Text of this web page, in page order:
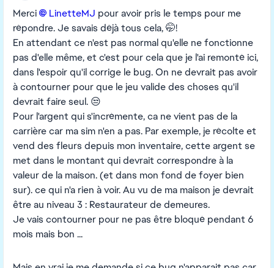
Merci LinetteMJ​ pour avoir pris le temps pour me
répondre. Je savais déjà tous cela, 🤭!
En attendant ce n'est pas normal qu'elle ne fonctionne
pas d'elle même, et c'est pour cela que je l'ai remonté ici,
dans l'espoir qu'il corrige le bug. On ne devrait pas avoir
à contourner pour que le jeu valide des choses qu'il
devrait faire seul. 😒
Pour l'argent qui s'incrémente, ca ne vient pas de la
carrière car ma sim n'en a pas. Par exemple, je récolte et
vend des fleurs depuis mon inventaire, cette argent se
met dans le montant qui devrait correspondre à la
valeur de la maison. (et dans mon fond de foyer bien
sur). ce qui n'a rien à voir. Au vu de ma maison je devrait
être au niveau 3 : Restaurateur de demeures.
Je vais contourner pour ne pas être bloqué pendant 6
mois mais bon ...